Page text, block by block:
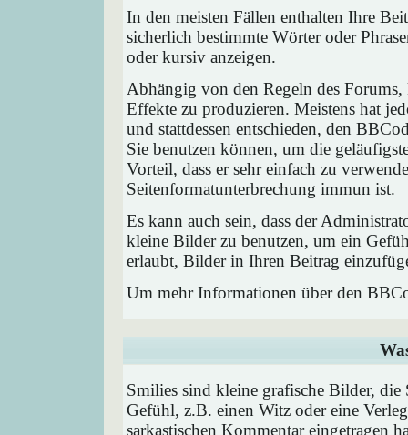
In den meisten Fällen enthalten Ihre
sicherlich bestimmte Wörter oder
oder kursiv anzeigen.
Abhängig von den Regeln des
Effekte zu produzieren. Meistens hat
und stattdessen entschieden, den
Sie benutzen können, um die
Vorteil, dass er sehr einfach zu
Seitenformatunterbrechung immun ist.
Es kann auch sein, dass der
kleine Bilder zu benutzen, um ein
erlaubt, Bilder in Ihren Beitrag
Um mehr Informationen über den
Smilies sind kleine grafische Bilder,
Gefühl, z.B. einen Witz oder eine
sarkastischen Kommentar eingetragen